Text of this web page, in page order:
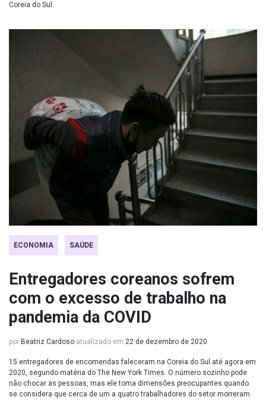
Coreia do Sul.
ECONOMIA SAÚDE
Entregadores coreanos sofrem
com o excesso de trabalho na
pandemia da COVID
por Beatriz Cardoso atualizado em 22 de dezembro de 2020
15 entregadores de encomendas faleceram na Coreia do Sul até agora em
2020, segundo matéria do The New York Times. O número sozinho pode
não chocar as pessoas, mas ele toma dimensões preocupantes quando
se considera que cerca de um a quatro trabalhadores do setor morreram